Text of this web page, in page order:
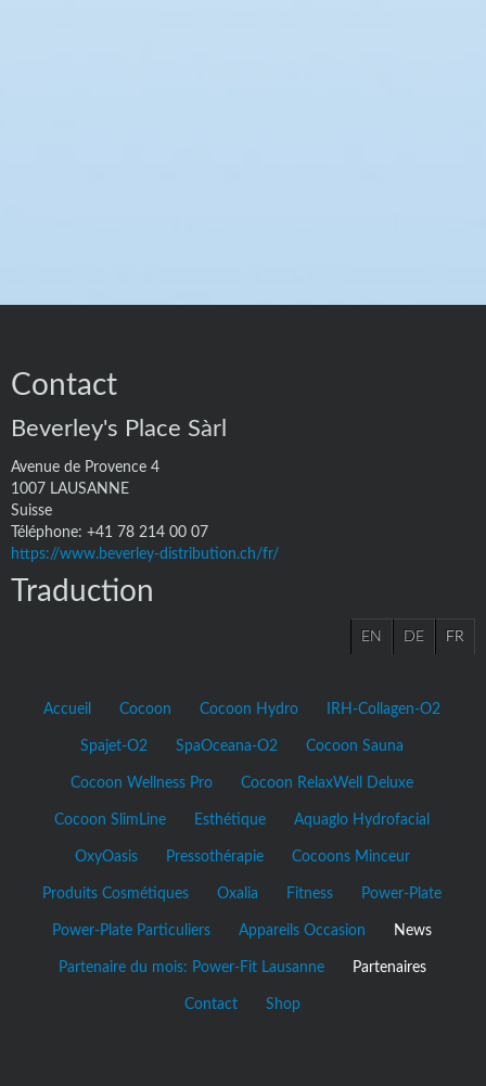
Contact
Beverley's Place Sàrl
Avenue de Provence 4
1007 LAUSANNE
Suisse
Téléphone: +41 78 214 00 07
https://www.beverley-distribution.ch/fr/
Traduction
FR
DE
EN
Accueil Cocoon Cocoon Hydro IRH-Collagen-O2
Spajet-O2 SpaOceana-O2 Cocoon Sauna
Cocoon Wellness Pro Cocoon RelaxWell Deluxe
Cocoon SlimLine Esthétique Aquaglo Hydrofacial
OxyOasis Pressothérapie Cocoons Minceur
Produits Cosmétiques Oxalia Fitness Power-Plate
Power-Plate Particuliers Appareils Occasion News
Partenaire du mois: Power-Fit Lausanne Partenaires
Contact Shop